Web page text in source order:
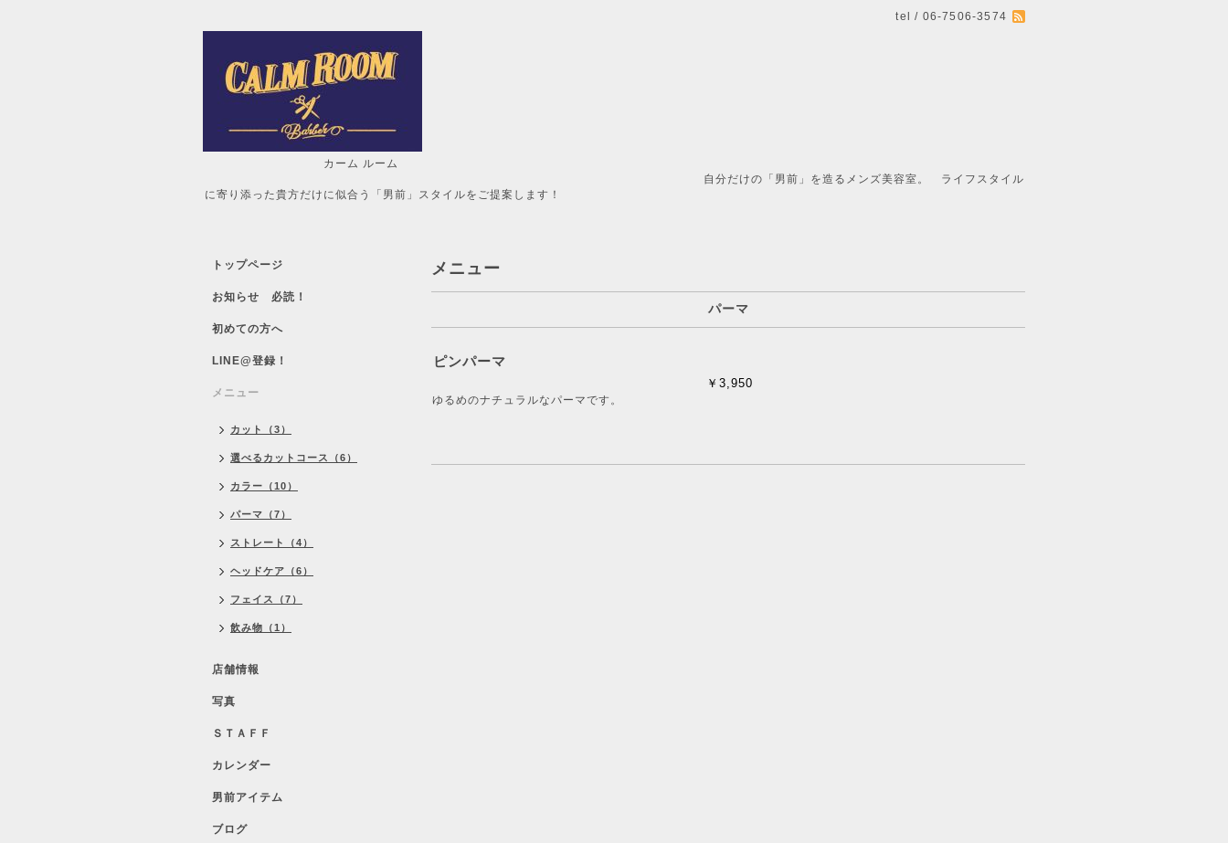
tel / 06-7506-3574
カーム ルーム
自分だけの「男前」を造るメンズ美容室。 ライフスタイル
に寄り添った貴方だけに似合う「男前」スタイルをご提案します！
メニュー
パーマ
ピンパーマ
￥3,950
ゆるめのナチュラルなパーマです。
トップページ
お知らせ 必読！
初めての方へ
LINE@登録！
メニュー
カット（3）
選べるカットコース（6）
カラー（10）
パーマ（7）
ストレート（4）
ヘッドケア（6）
フェイス（7）
飲み物（1）
店舗情報
写真
ＳＴＡＦＦ
カレンダー
男前アイテム
ブログ